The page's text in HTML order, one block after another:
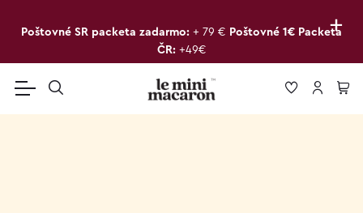
+
Poštovné SR packeta zadarmo: + 79 € Poštovné 1€ Packeta
ČR: +49€